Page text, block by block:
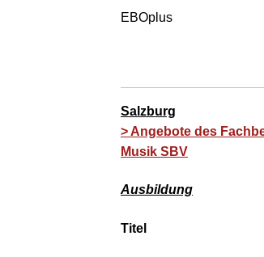
EBOplus
Salzburg
> Angebote des
Musik SBV
Ausbildung
Titel